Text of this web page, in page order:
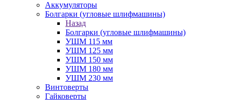
Аккумуляторы
Болгарки (угловые шлифмашины)
Назад
Болгарки (угловые шлифмашины)
УШМ 115 мм
УШМ 125 мм
УШМ 150 мм
УШМ 180 мм
УШМ 230 мм
Винтоверты
Гайковерты